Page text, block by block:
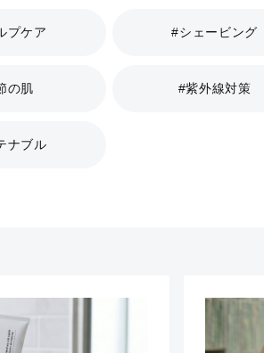
プケア #シェービング
の肌 #紫外線対策
ナブル